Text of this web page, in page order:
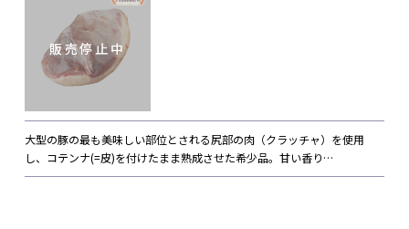
大型の豚の最も美味しい部位とされる尻部の肉（クラッチャ）を使用
し、コテンナ(=皮)を付けたまま熟成させた希少品。甘い香り…